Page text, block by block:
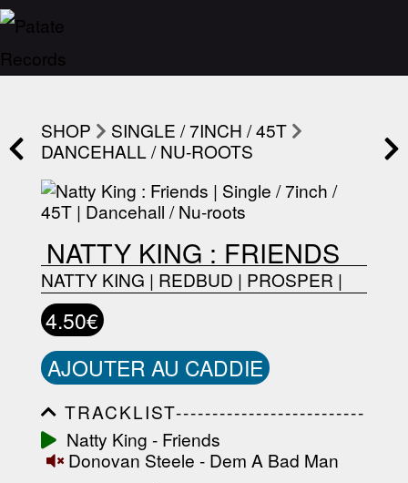
SHOP
SINGLE / 7INCH / 45T
DANCEHALL / NU-ROOTS
NATTY KING : FRIENDS
NATTY KING | REDBUD | PROSPER |
4.50€
AJOUTER AU CADDIE
TRACKLIST--------------------------
-----------------------------------------
-----------------------------------------
-----------------------------------------
Natty King - Friends
Donovan Steele - Dem A Bad Man